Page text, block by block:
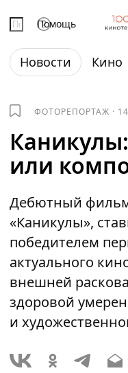
Помощь
Новости Кино
ФОТОРЕПОРТАЖ ·
или
Дебютный
«Каникулы»,
победителем
актуального
внешней
здоровой
и